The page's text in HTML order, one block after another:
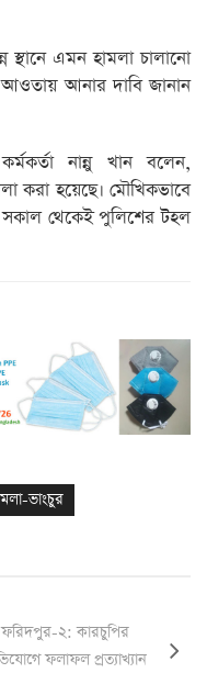
এমন হামলা চালানো
আনার দাবি জানান
নান্নু খান বলেন,
করা হয়েছে। মৌখিকভাবে
থেকেই পুলিশের টহল
ভাংচুর
ফরিদপুর-২: কারচুপির
ফলাফল প্রত্যাখ্যান